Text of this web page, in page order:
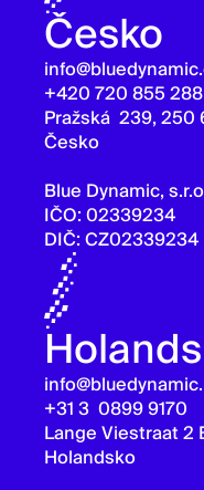
Česko
+420 720 855 288
Pražská 239, 250
Česko
Blue Dynamic,
IČO: 02339234
DIČ: CZ02339234
+31 3 0899 9170
Lange Viestraat 2
Holandsko